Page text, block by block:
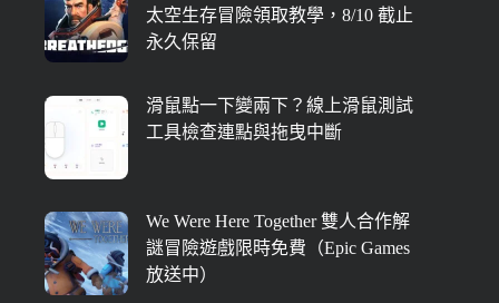
太空生存冒險領取教學，8/10 截止
永久保留
滑鼠點一下變兩下？線上滑鼠測試
工具檢查連點與拖曳中斷
We Were Here Together 雙人合作解
謎冒險遊戲限時免費（Epic Games
放送中）